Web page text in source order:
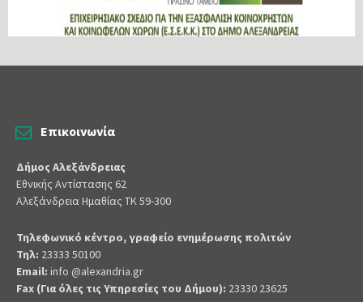
Επικοινωνία
Δήμος Αλεξάνδρειας
Εθνικής Αντίστασης 62
Αλεξάνδρεια Ημαθίας ΤΚ 59-300
Τηλεφωνικό κέντρο, γραφείο ενημέρωσης πολιτών
Τηλ: 23333 50100
Email: info @alexandria.gr
Fax (Για όλες τις Υπηρεσίες του Δήμου): 23330 23625